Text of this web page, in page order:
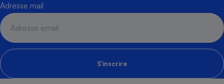
Adresse mail
S'inscrire